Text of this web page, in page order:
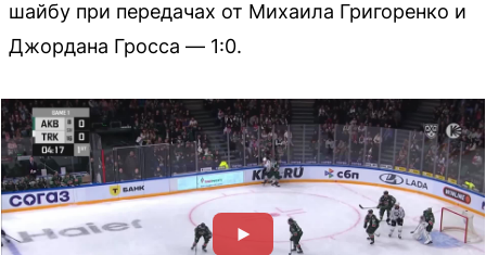
шайбу при передачах от Михаила Григоренко и
Джордана Гросса — 1:0.